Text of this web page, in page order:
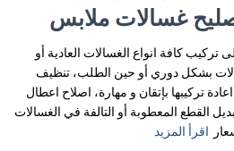
كافة انواع الغسالات العادية أو
بشكل دوري أو حين الطلب، تنظيف
تركيبها بإتقان و مهارة، اصلاح اعطال
القطع المعطوبة أو التالفة في الغسالات
اقرأ المزيد